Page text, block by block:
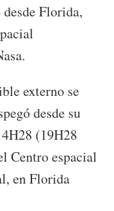
Florida,
externo se
desde su
(19H28
Centro espacial
en Florida